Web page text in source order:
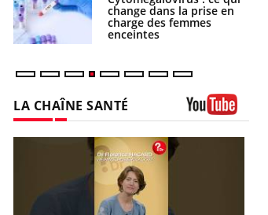
change dans la prise en
charge des femmes
enceintes
LA CHAÎNE SANTÉ